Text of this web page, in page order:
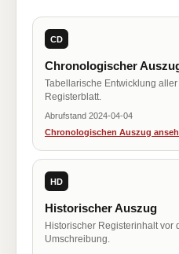
CD
Chronologischer
Tabellarische Entwicklung
Registerblatt.
Abrufstand 2024-04-04
Chronologischen Auszug
HD
Historischer Auszug
Historischer Registerinhalt vor
Umschreibung.